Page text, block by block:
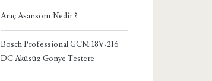
Araç Asansörü Nedir ?
Bosch Professional GCM 18V-216
DC Aküsüz Gönye Testere